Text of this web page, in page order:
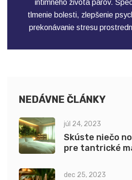
intimného života párov.
tlmenie bolesti, zlepšenie
prekonávanie stresu
NEDÁVNE ČLÁNKY
júl 24, 2023
Skúste niečo
pre tantrické
dec 25, 2023